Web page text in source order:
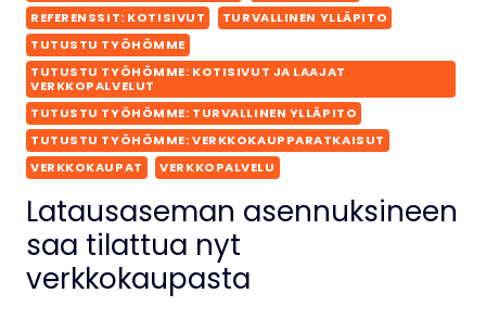
REFERENSSIT: KOTISIVUT
TURVALLINEN YLLÄPITO
TUTUSTU TYÖHÖMME
TUTUSTU TYÖHÖMME: KOTISIVUT JA LAAJAT
VERKKOPALVELUT
TUTUSTU TYÖHÖMME: TURVALLINEN YLLÄPITO
TUTUSTU TYÖHÖMME: VERKKOKAUPPARATKAISUT
VERKKOKAUPAT
VERKKOPALVELU
Latausaseman asennuksineen
saa tilattua nyt
verkkokaupasta